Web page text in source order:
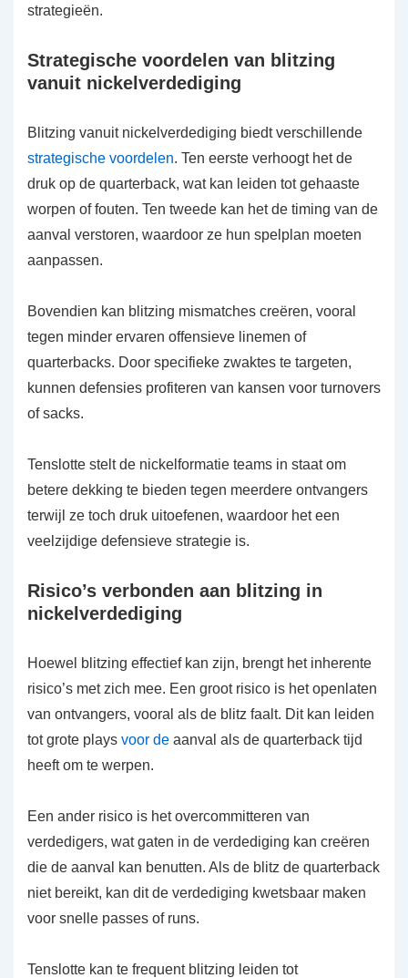
strategieën.
Strategische voordelen van blitzing
vanuit nickelverdediging
Blitzing vanuit nickelverdediging biedt verschillende
strategische voordelen. Ten eerste verhoogt het de
druk op de quarterback, wat kan leiden tot gehaaste
worpen of fouten. Ten tweede kan het de timing van de
aanval verstoren, waardoor ze hun spelplan moeten
aanpassen.
Bovendien kan blitzing mismatches creëren, vooral
tegen minder ervaren offensieve linemen of
quarterbacks. Door specifieke zwaktes te targeten,
kunnen defensies profiteren van kansen voor turnovers
of sacks.
Tenslotte stelt de nickelformatie teams in staat om
betere dekking te bieden tegen meerdere ontvangers
terwijl ze toch druk uitoefenen, waardoor het een
veelzijdige defensieve strategie is.
Risico’s verbonden aan blitzing in
nickelverdediging
Hoewel blitzing effectief kan zijn, brengt het inherente
risico’s met zich mee. Een groot risico is het openlaten
van ontvangers, vooral als de blitz faalt. Dit kan leiden
tot grote plays voor de aanval als de quarterback tijd
heeft om te werpen.
Een ander risico is het overcommitteren van
verdedigers, wat gaten in de verdediging kan creëren
die de aanval kan benutten. Als de blitz de quarterback
niet bereikt, kan dit de verdediging kwetsbaar maken
voor snelle passes of runs.
Tenslotte kan te frequent blitzing leiden tot